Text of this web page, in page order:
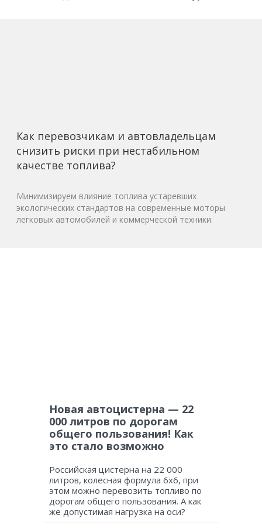
Как перевозчикам и автовладельцам
снизить риски при нестабильном
качестве топлива?
Минимизируем влияние топлива устаревших
экологических стандартов на современные моторы
легковых автомобилей и коммерческой техники.
Новая автоцистерна — 22
000 литров по дорогам
общего пользования! Как
это стало возможно
Российская цистерна на 22 000
литров, колесная формула 6х6, при
этом можно перевозить топливо по
дорогам общего пользования. А как
же допустимая нагрузка на оси?